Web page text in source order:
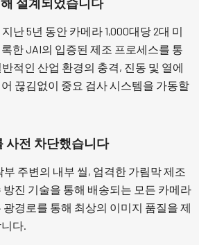
난 5년 동안 카메라 1,000대당 2대 미
한 JAI의 입증된 제조 프로세스를 통
적인 산업 환경의 충격, 진동 및 열에
끊김없이 중요 검사 시스템을 가동할
사전 차단했습니다
주변의 내부 씰, 엄격한 가림막 제조
진 기술을 통해 배송되는 모든 카메라
경로를 통해 최상의 이미지 품질을 제
다.